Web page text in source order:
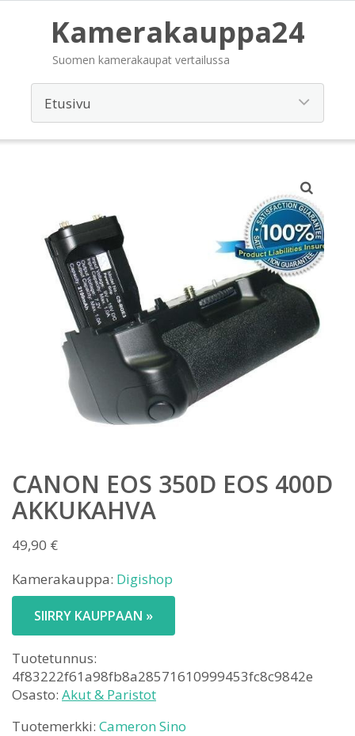
Kamerakauppa24
Suomen kamerakaupat vertailussa
CANON EOS 350D EOS 400D
AKKUKAHVA
49,90 €
Kamerakauppa: Digishop
SIIRRY KAUPPAAN »
Tuotetunnus:
4f83222f61a98fb8a28571610999453fc8c9842e
Osasto: Akut & Paristot
Tuotemerkki: Cameron Sino